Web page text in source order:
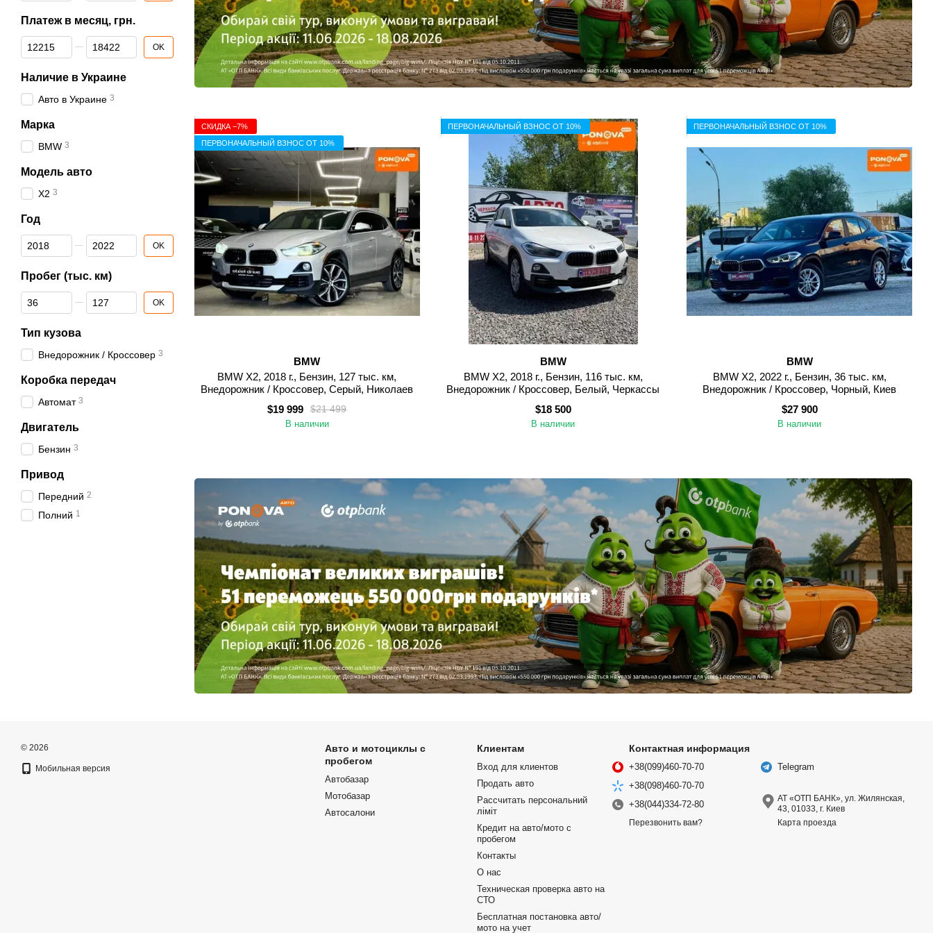
СКИДКА −7%
ПЕРВОНАЧАЛЬНЫЙ ВЗНОС ОТ 10%
BMW
BMW X2, 2018 г., Бензин, 127 тыс. км,
Внедорожник / Кроссовер, Серый, Николаев
$21 499
$19 999
В наличии
ПЕРВОНАЧАЛЬНЫЙ ВЗНОС ОТ 10%
BMW
BMW X2, 2018 г., Бензин, 116 тыс. км,
Внедорожник / Кроссовер, Белый, Черкассы
$18 500
В наличии
ПЕРВОНАЧАЛЬНЫЙ ВЗНОС ОТ 10%
BMW
BMW X2, 2022 г., Бензин, 36 тыс. км,
Внедорожник / Кроссовер, Чорный, Киев
$27 900
В наличии
Платеж в месяц, грн.
От Платеж в месяц, грн.
До Платеж в месяц, грн. OK
Наличие в Украине
Авто в Украине 3
Марка
BMW 3
Модель авто
X2 3
Год
От Год
До Год OK
Пробег (тыс. км)
От Пробег (тыс. км)
До Пробег (тыс. км) OK
Тип кузова
Внедорожник / Кроссовер 3
Коробка передач
Автомат 3
Двигатель
Бензин 3
Привод
Передний 2
Полний 1
© 2026
Мобильная версия
Авто и мотоциклы с
пробегом
Автобазар
Мотобазар
Автосалони
Клиентам
Вход для клиентов
Продать авто
Рассчитать персональний
ліміт
Кредит на авто/мото с
пробегом
Контакты
О нас
Техническая проверка авто на
СТО
Бесплатная постановка авто/
мото на учет
Контактная информация
+38(099)460-70-70
+38(098)460-70-70
+38(044)334-72-80
Перезвонить вам?
Telegram
АТ «ОТП БАНК», ул. Жилянская,
43, 01033, г. Киев
Карта проезда